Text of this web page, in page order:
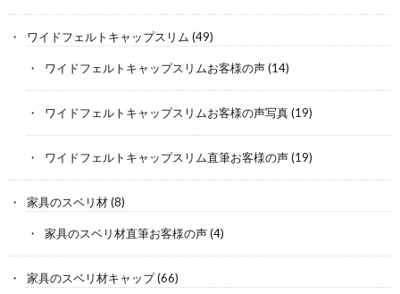
ワイドフェルトキャップスリム (49)
ワイドフェルトキャップスリムお客様の声(14)
ワイドフェルトキャップスリムお客様の声写真(19)
ワイドフェルトキャップスリム直筆お客様の声(19)
家具のスベリ材(8)
家具のスベリ材直筆お客様の声(4)
家具のスベリ材キャップ(66)